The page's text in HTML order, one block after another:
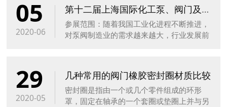
05
2020-06
第十二届上海国际化工泵、阀门及管道展览会
参展范围：随着我国工业化进程不断推进，
对泵阀制造业的需求越来越大，行业发展前
29
2020-05
几种常用的阀门橡胶密封圈材质比较
密封圈是指由一个或几个零件组成的环形
罩，固定在轴承的一个套圈或垫圈上并与另